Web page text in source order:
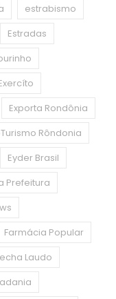
estrabismo
Estradas
Exporta Rondônia
Rôndonia
Eyder Brasil
Prefeitura
Farmácia Popular
Laudo